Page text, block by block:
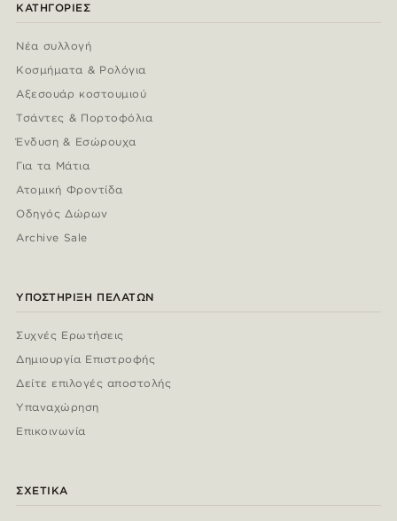
ΚΑΤΗΓΟΡΊΕΣ
Νέα συλλογή
Κοσμήματα & Ρολόγια
Αξεσουάρ κοστουμιού
Τσάντες & Πορτοφόλια
Ένδυση & Εσώρουχα
Για τα Μάτια
Ατομική Φροντίδα
Οδηγός Δώρων
Archive Sale
ΥΠΟΣΤΉΡΙΞΗ ΠΕΛΑΤΏΝ
Συχνές Ερωτήσεις
Δημιουργία Επιστροφής
Δείτε επιλογές αποστολής
Υπαναχώρηση
Επικοινωνία
ΣΧΕΤΙΚΆ